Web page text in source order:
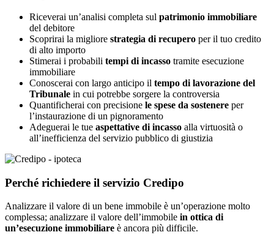
Riceverai un’analisi completa sul patrimonio immobiliare
del debitore
Scoprirai la migliore strategia di recupero per il tuo credito
di alto importo
Stimerai i probabili tempi di incasso tramite esecuzione
immobiliare
Conoscerai con largo anticipo il tempo di lavorazione del
Tribunale in cui potrebbe sorgere la controversia
Quantificherai con precisione le spese da sostenere per
l’instaurazione di un pignoramento
Adeguerai le tue aspettative di incasso alla virtuosità o
all’inefficienza del servizio pubblico di giustizia
Perché richiedere il servizio Credipo
Analizzare il valore di un bene immobile è un’operazione molto
complessa; analizzare il valore dell’immobile in ottica di
un’esecuzione immobiliare è ancora più difficile.